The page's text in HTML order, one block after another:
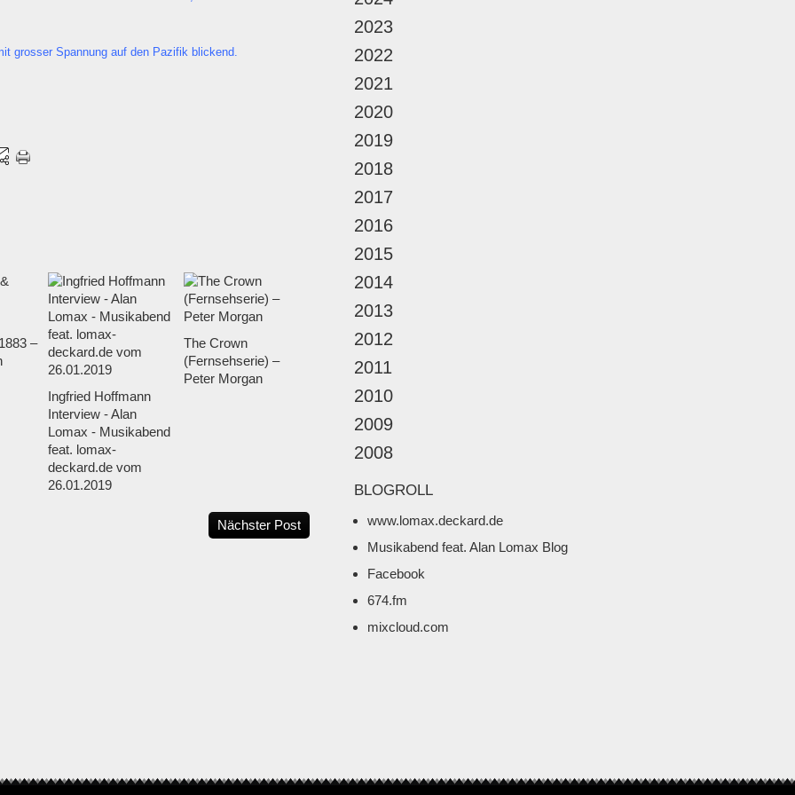
grosser Spannung auf den Pazifik blickend.
–
Ingfried Hoffmann
Interview - Alan
Lomax - Musikabend
feat. lomax-
deckard.de vom
26.01.2019
The Crown
(Fernsehserie) –
Peter Morgan
Nächster Post
2023
2022
2021
2020
2019
2018
2017
2016
2015
2014
2013
2012
2011
2010
2009
2008
BLOGROLL
www.lomax.deckard.de
Musikabend feat. Alan Lomax Blog
Facebook
674.fm
mixcloud.com